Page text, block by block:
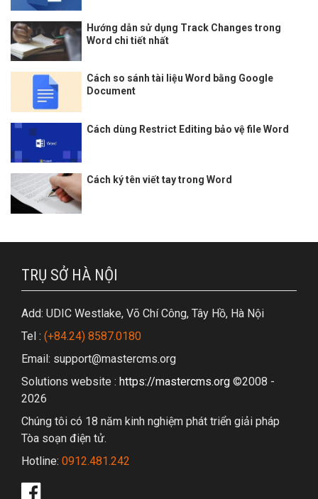
Hướng dẫn sử dụng Track Changes trong
Word chi tiết nhất
Cách so sánh tài liệu Word bằng Google
Document
Cách dùng Restrict Editing bảo vệ file Word
Cách ký tên viết tay trong Word
TRỤ SỞ HÀ NỘI
Add: UDIC Westlake, Võ Chí Công, Tây Hồ, Hà Nội
Tel : (+84.24) 8587.0180
Email: support@mastercms.org
Solutions website : https://mastercms.org ©2008 -
2026
Chúng tôi có 18 năm kinh nghiệm phát triển giải pháp
Tòa soạn điện tử.
Hotline: 0912.481.242